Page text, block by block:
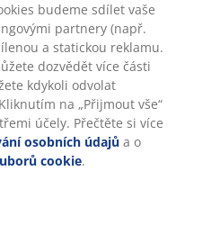
budeme sdílet vaše
partnery (např.
a statickou reklamu.
dozvědět více části
kdykoli odvolat
na „Přijmout vše“
účely. Přečtěte si více
osobních údajů a o
cookie.